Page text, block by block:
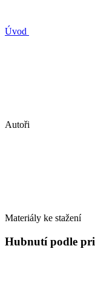
Úvod
Autoři
Materiály ke stažení
Hubnutí podle